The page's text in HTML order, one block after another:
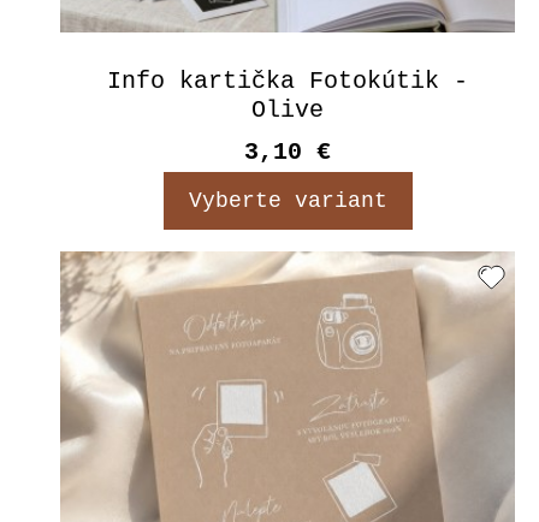
Info kartička Fotokútik -
Olive
3,10 €
Vyberte variant